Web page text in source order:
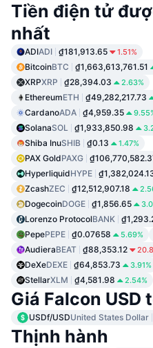
Tiền điện tử
nhất
ADIADI ₫181,913.65 1.51%
BitcoinBTC ₫1,663,613,761.51
XRPXRP ₫28,394.03 2.63%
EthereumETH ₫49,282,217.73
CardanoADA ₫4,959.35
SolanaSOL ₫1,933,850.98
Shiba InuSHIB ₫0.13 1.47%
PAX GoldPAXG
HyperliquidHYPE
ZcashZEC ₫12,512,907.18
DogecoinDOGE ₫1,856.65
Lorenzo ProtocolBANK
PepePEPE ₫0.07658 5.69%
AudieraBEAT ₫88,353.12
DeXeDEXE ₫64,853.73 3.91%
StellarXLM ₫4,581.98 2.54%
Giá Falcon USD
USDf/USDUnited States Dollar
Thịnh hành